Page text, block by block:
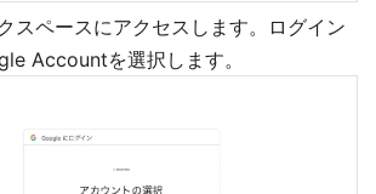
スペースにアクセスします。ログイン
Accountを選択します。